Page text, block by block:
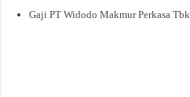
Gaji PT Widodo Makmur Perkasa Tbk